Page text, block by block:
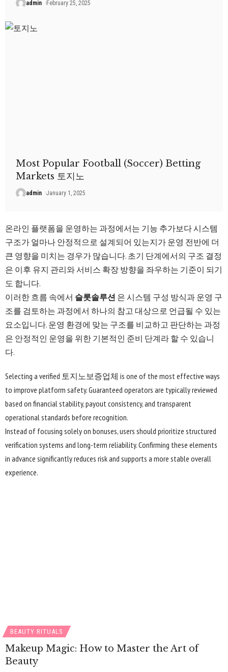
admin February 25, 2025
Most Popular Football (Soccer) Betting
Markets 토지노
admin January 1, 2025
온라인 플랫폼을 운영하는 과정에서는 기능 추가보다 시스템
구조가 얼마나 안정적으로 설계되어 있는지가 운영 전반에 더
큰 영향을 미치는 경우가 많습니다. 초기 단계에서의 구조 결정
은 이후 유지 관리와 서비스 확장 방향을 좌우하는 기준이 되기
도 합니다.
이러한 흐름 속에서 슬롯솔루션 은 시스템 구성 방식과 운영 구
조를 검토하는 과정에서 하나의 참고 대상으로 언급될 수 있는
요소입니다. 운영 환경에 맞는 구조를 비교하고 판단하는 과정
은 안정적인 운영을 위한 기본적인 준비 단계라 할 수 있습니
다.
Selecting a verified 토지노보증업체 is one of the most effective ways
to improve platform safety. Guaranteed operators are typically reviewed
based on financial stability, payout consistency, and transparent
operational standards before recognition.
Instead of focusing solely on bonuses, users should prioritize structured
verification systems and long-term reliability. Confirming these elements
in advance significantly reduces risk and supports a more stable overall
experience.
BEAUTY RITUALS
Makeup Magic: How to Master the Art of
Beauty